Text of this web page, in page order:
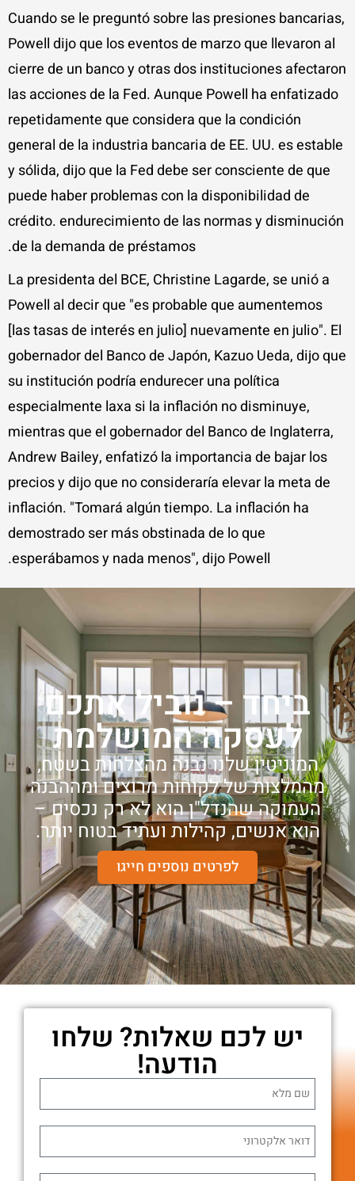
Cuando se le preguntó sobre las presiones bancarias,
Powell dijo que los eventos de marzo que llevaron al
cierre de un banco y otras dos instituciones afectaron
las acciones de la Fed. Aunque Powell ha enfatizado
repetidamente que considera que la condición
general de la industria bancaria de EE. UU. es estable
y sólida, dijo que la Fed debe ser consciente de que
puede haber problemas con la disponibilidad de
crédito. endurecimiento de las normas y disminución
de la demanda de préstamos.
La presidenta del BCE, Christine Lagarde, se unió a
Powell al decir que "es probable que aumentemos
[las tasas de interés en julio] nuevamente en julio". El
gobernador del Banco de Japón, Kazuo Ueda, dijo que
su institución podría endurecer una política
especialmente laxa si la inflación no disminuye,
mientras que el gobernador del Banco de Inglaterra,
Andrew Bailey, enfatizó la importancia de bajar los
precios y dijo que no consideraría elevar la meta de
inflación. "Tomará algún tiempo. La inflación ha
demostrado ser más obstinada de lo que
esperábamos y nada menos", dijo Powell.
ביחד – נוביל אתכם
לעסקה המושלמת
המוניטין שלנו נבנה מהצלחות בשטח,
מהמלצות של לקוחות מרוצים ומההבנה
העמוקה שהנדל"ן הוא לא רק נכסים –
הוא אנשים, קהילות ועתיד בטוח יותר.
לפרטים נוספים חייגו
יש לכם שאלות? שלחו
הודעה!